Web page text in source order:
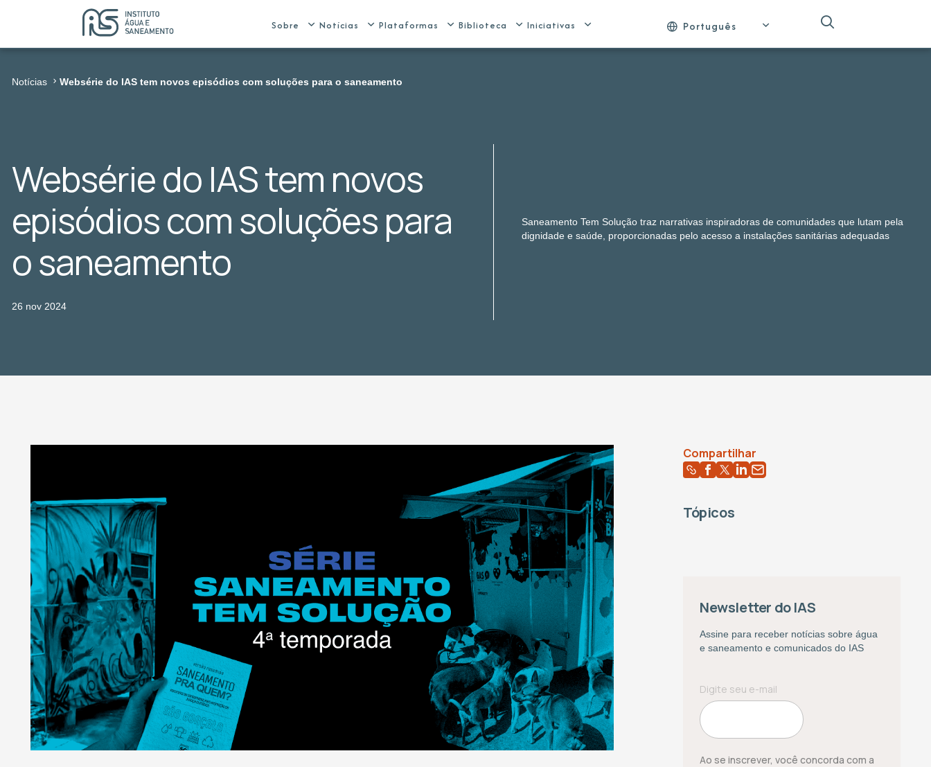
Sobre Notícias Plataformas Biblioteca Iniciativas Português
Notícias Websérie do IAS tem novos episódios com soluções para o saneamento
Websérie do IAS tem novos
episódios com soluções para
o saneamento
26 nov 2024
Saneamento Tem Solução traz narrativas inspiradoras de comunidades que lutam pela
dignidade e saúde, proporcionadas pelo acesso a instalações sanitárias adequadas
Compartilhar
Tópicos
Newsletter do IAS
Assine para receber notícias sobre água
e saneamento e comunicados do IAS
Ao se inscrever, você concorda com a